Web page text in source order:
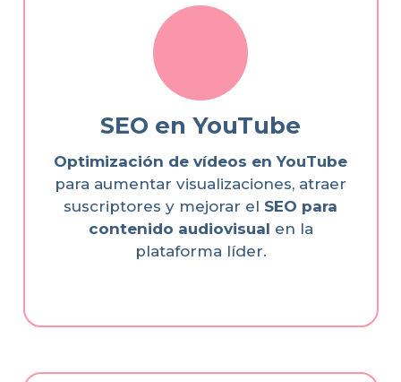
SEO en YouTube
Optimización de vídeos en YouTube
para aumentar visualizaciones, atraer
suscriptores y mejorar el SEO para
contenido audiovisual en la
plataforma líder.